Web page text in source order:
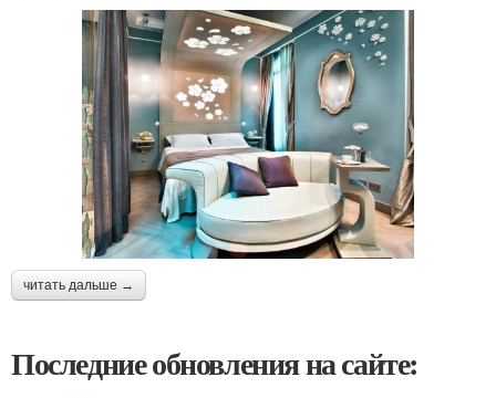
читать дальше →
Последние обновления на сайте: